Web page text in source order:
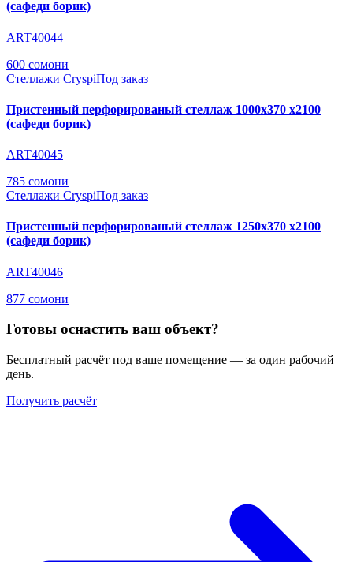
(сафеди борик)
ART40044
600 сомони
Стеллажи CryspiПод заказ
Пристенный перфорированый стеллаж 1000х370 х2100
(сафеди борик)
ART40045
785 сомони
Стеллажи CryspiПод заказ
Пристенный перфорированый стеллаж 1250х370 х2100
(сафеди борик)
ART40046
877 сомони
Готовы оснастить ваш объект?
Бесплатный расчёт под ваше помещение — за один рабочий
день.
Получить расчёт